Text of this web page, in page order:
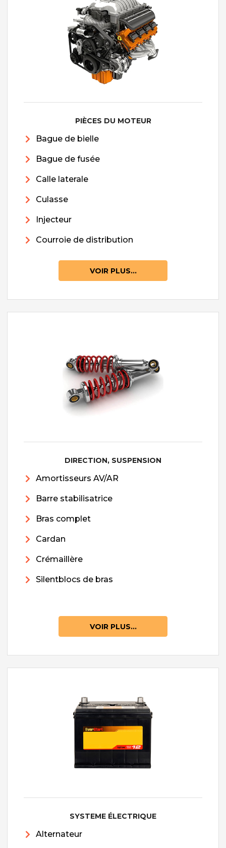
PIÈCES DU MOTEUR
Bague de bielle
Bague de fusée
Calle laterale
Culasse
Injecteur
Courroie de distribution
VOIR PLUS...
DIRECTION, SUSPENSION
Amortisseurs AV/AR
Barre stabilisatrice
Bras complet
Cardan
Crémaillère
Silentblocs de bras
VOIR PLUS...
SYSTEME ÉLECTRIQUE
Alternateur